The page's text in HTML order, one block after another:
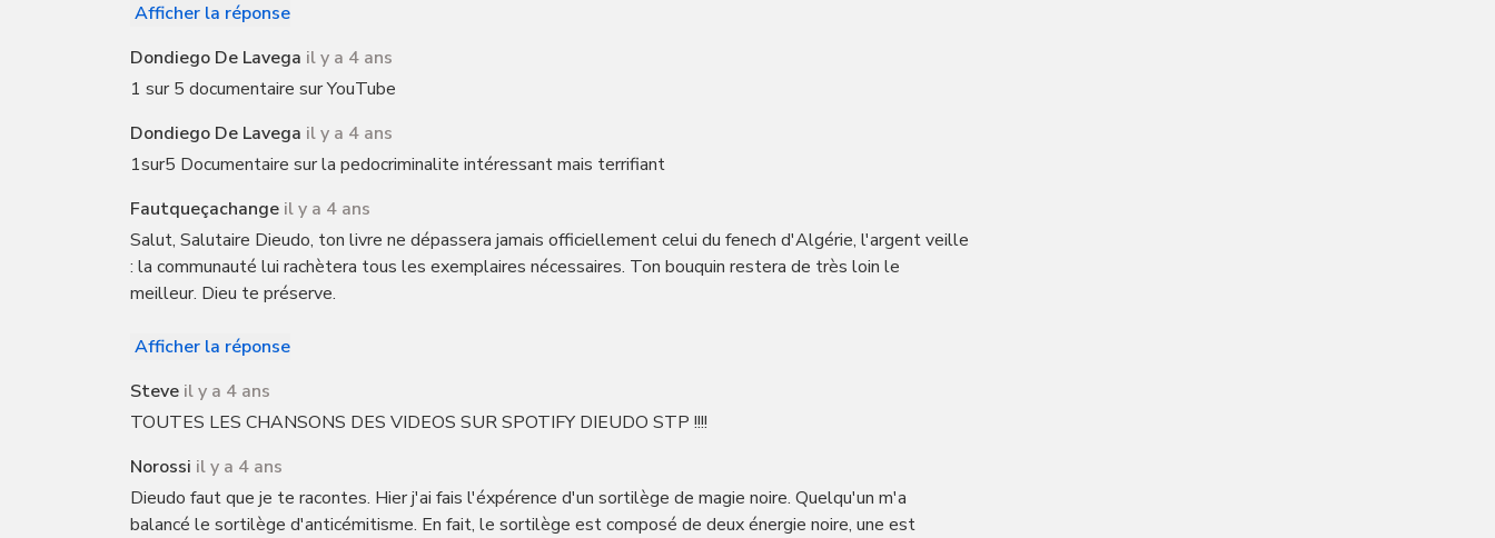
Afficher la réponse
Dondiego De Lavega il y a 4 ans
1 sur 5 documentaire sur YouTube
Dondiego De Lavega il y a 4 ans
1sur5 Documentaire sur la pedocriminalite intéressant mais terrifiant
Fautqueçachange il y a 4 ans
Salut, Salutaire Dieudo, ton livre ne dépassera jamais officiellement celui du fenech d'Algérie, l'argent veille
: la communauté lui rachètera tous les exemplaires nécessaires. Ton bouquin restera de très loin le
meilleur. Dieu te préserve.
Afficher la réponse
Steve il y a 4 ans
TOUTES LES CHANSONS DES VIDEOS SUR SPOTIFY DIEUDO STP !!!!
Norossi il y a 4 ans
Dieudo faut que je te racontes. Hier j'ai fais l'éxpérence d'un sortilège de magie noire. Quelqu'un m'a
balancé le sortilège d'anticémitisme. En fait, le sortilège est composé de deux énergie noire, une est